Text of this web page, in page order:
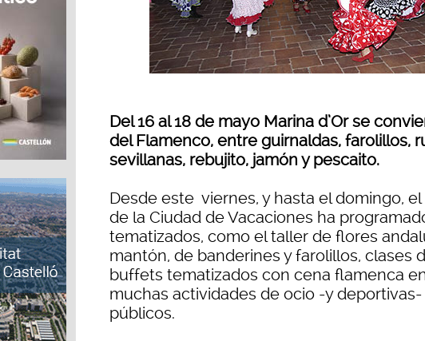
Del 16 al 18 de mayo Marina d’Or se
del Flamenco, entre guirnaldas, farolillos,
sevillanas, rebujito, jamón y pescaito.
Desde este viernes, y hasta el domingo,
de la Ciudad de Vacaciones ha
tematizados, como el taller de flores
mantón, de banderines y farolillos, clases
buffets tematizados con cena flamenca
muchas actividades de ocio -y
públicos.